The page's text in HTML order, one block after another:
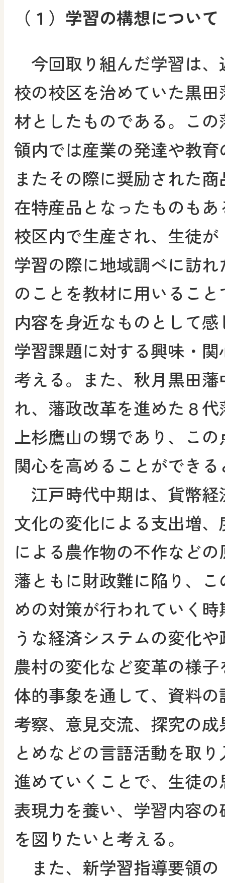
（１）学習の構想について
今回取り組んだ学習は、
校の校区を治めていた黒
材としたものである。こ
領内では産業の発達や教
またその際に奨励された
在特産品となったものも
校区内で生産され、生徒
学習の際に地域調べに訪
のことを教材に用いるこ
内容を身近なものとして
学習課題に対する興味・
考える。また、秋月黒田
れ、藩政改革を進めた８
上杉鷹山の甥であり、こ
関心を高めることができ
江戸時代中期は、貨幣経
文化の変化による支出増
による農作物の不作など
藩ともに財政難に陥り、
めの対策が行われていく
うな経済システムの変化
農村の変化など変革の様
体的事象を通して、資料
考察、意見交流、探究の
とめなどの言語活動を取
進めていくことで、生徒
表現力を養い、学習内容
を図りたいと考える。
また、新学習指導要領の